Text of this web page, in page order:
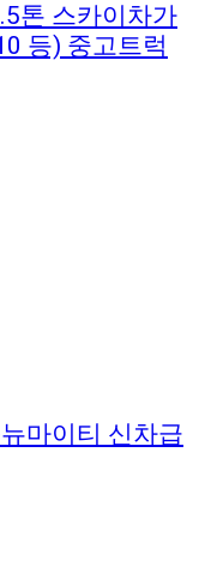
톤 스카이차가
등) 중고트럭
마이티 신차급